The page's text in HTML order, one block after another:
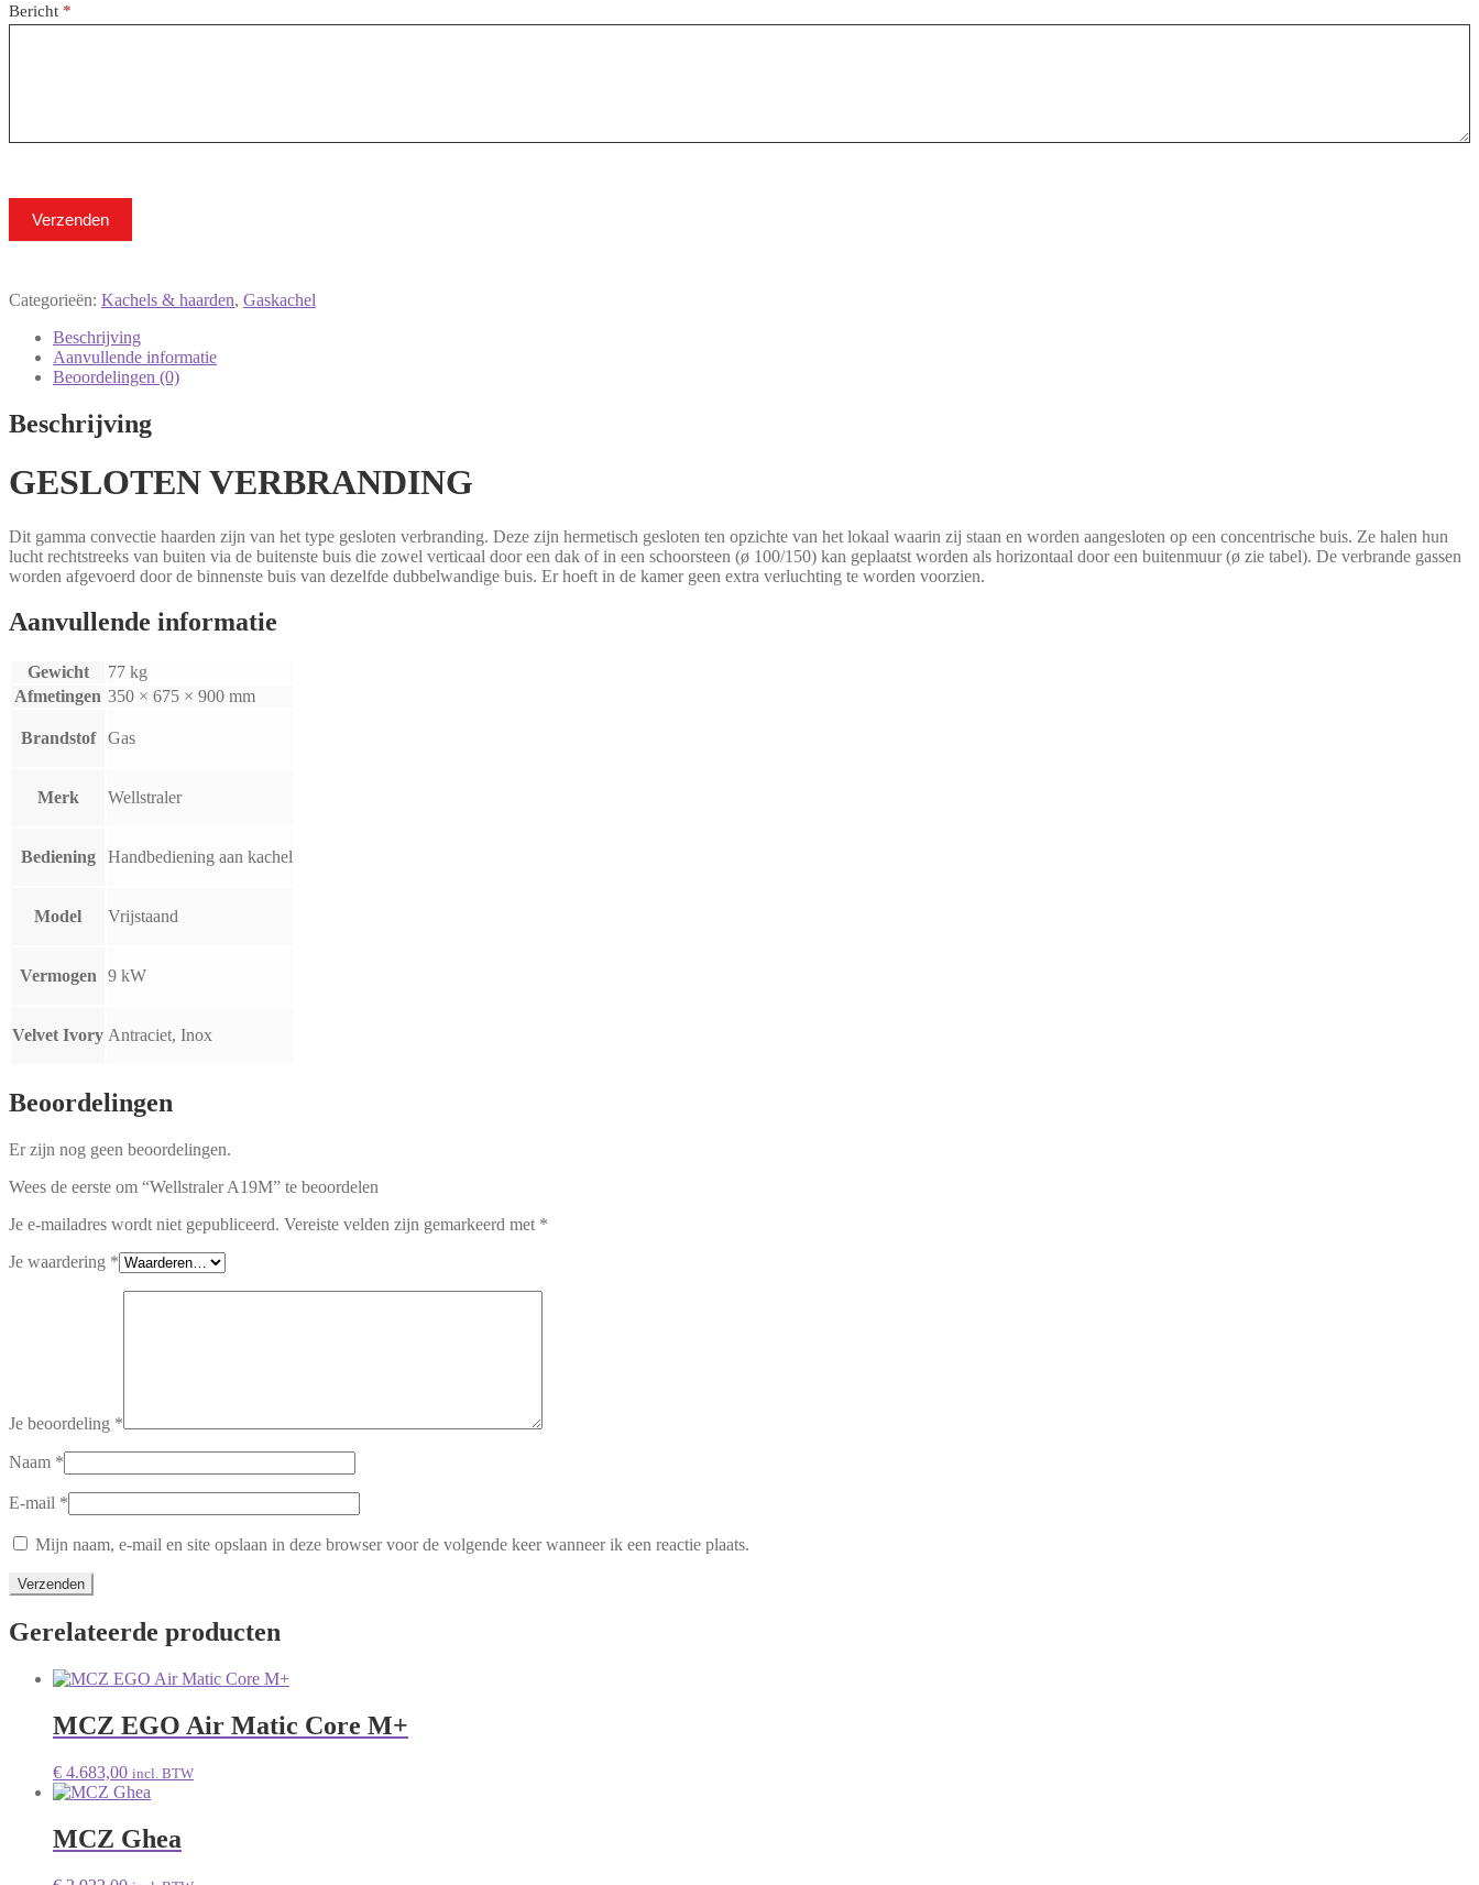
Bericht *
Verzenden
Categorieën: Kachels & haarden, Gaskachel
Beschrijving
Aanvullende informatie
Beoordelingen (0)
Beschrijving
GESLOTEN VERBRANDING
Dit gamma convectie haarden zijn van het type gesloten verbranding. Deze zijn hermetisch gesloten ten opzichte van het lokaal waarin zij staan en worden aangesloten op een concentrische buis. Ze halen hun
lucht rechtstreeks van buiten via de buitenste buis die zowel verticaal door een dak of in een schoorsteen (ø 100/150) kan geplaatst worden als horizontaal door een buitenmuur (ø zie tabel). De verbrande gassen
worden afgevoerd door de binnenste buis van dezelfde dubbelwandige buis. Er hoeft in de kamer geen extra verluchting te worden voorzien.
Aanvullende informatie
Gewicht
77 kg
Afmetingen 350 × 675 × 900 mm
Brandstof Gas
Merk Wellstraler
Bediening Handbediening aan kachel
Model Vrijstaand
Vermogen 9 kW
Velvet Ivory Antraciet, Inox
Beoordelingen
Er zijn nog geen beoordelingen.
Wees de eerste om “Wellstraler A19M” te beoordelen
Je e-mailadres wordt niet gepubliceerd. Vereiste velden zijn gemarkeerd met *
Je waardering *
Je beoordeling *
Naam *
E-mail *
Mijn naam, e-mail en site opslaan in deze browser voor de volgende keer wanneer ik een reactie plaats.
Gerelateerde producten
MCZ EGO Air Matic Core M+
€ 4.683,00 incl. BTW
MCZ Ghea